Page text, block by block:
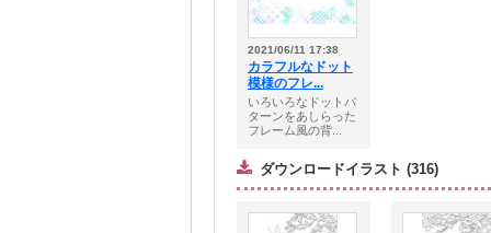
2021/06/11 17:38
カラフルなドット
模様のフレ...
いろいろなドットパ
ターンをあしらった
フレーム風の背...
ダウンロードイラスト (316)